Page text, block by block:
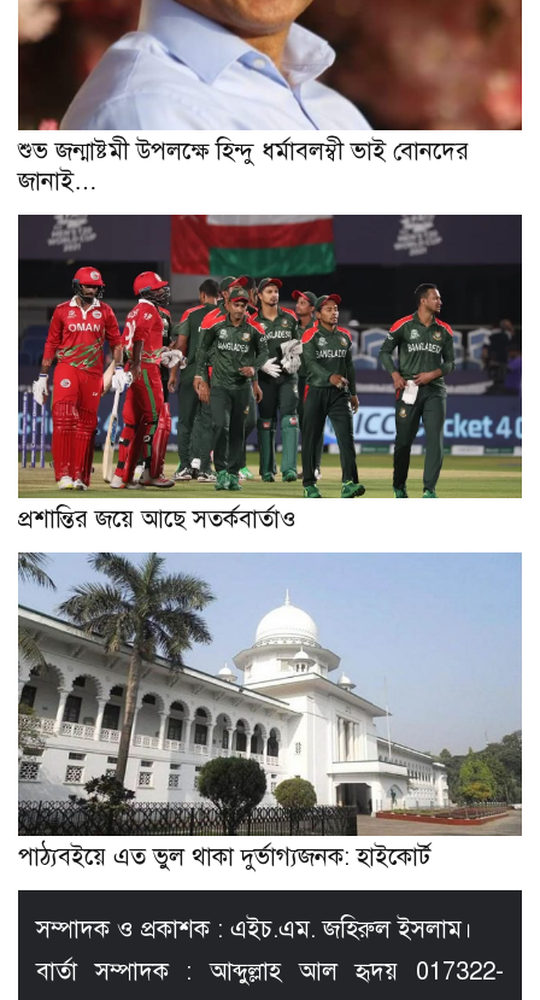
শুভ জন্মাষ্টমী উপলক্ষে হিন্দু ধর্মাবলম্বী ভাই বোনদের
জানাই…
প্রশান্তির জয়ে আছে সতর্কবার্তাও
পাঠ্যবইয়ে এত ভুল থাকা দুর্ভাগ্যজনক: হাইকোর্ট
সম্পাদক ও প্রকাশক : এইচ.এম. জহিরুল ইসলাম।
বার্তা সম্পাদক : আব্দুল্লাহ আল হৃদয় 017322-